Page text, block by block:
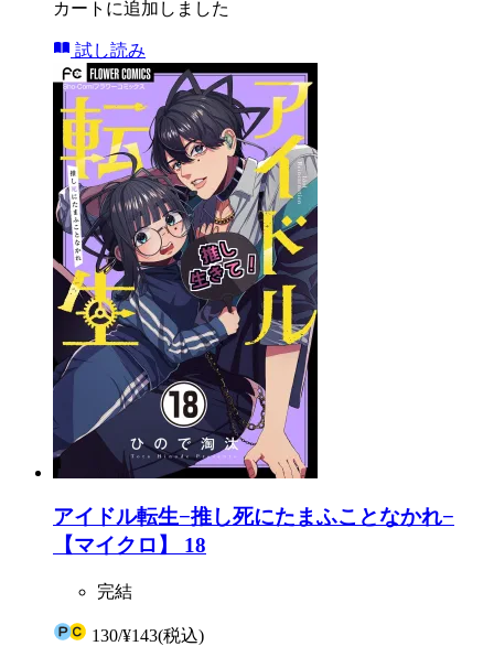
カートに追加しました
試し読み
アイドル転生−推し死にたまふことなかれ−
【マイクロ】 18
完結
130/¥143(税込)